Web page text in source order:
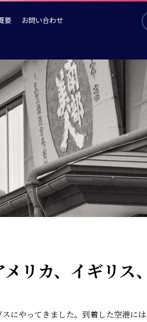
要 お問い合わせ
リカ、イギリ
にやってきました。到着した空港に